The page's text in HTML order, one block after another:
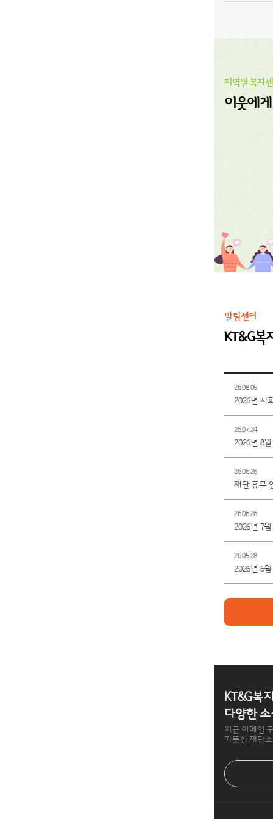
지역별 복지
이웃에
알림센터
KT&G복
26.08.05
2026년 사
26.07.24
2026년 8
26.06.26
재단 휴무
26.06.26
2026년 7
26.05.28
2026년 6
KT&G복
다양한
지금 이메일
따뜻한 재단